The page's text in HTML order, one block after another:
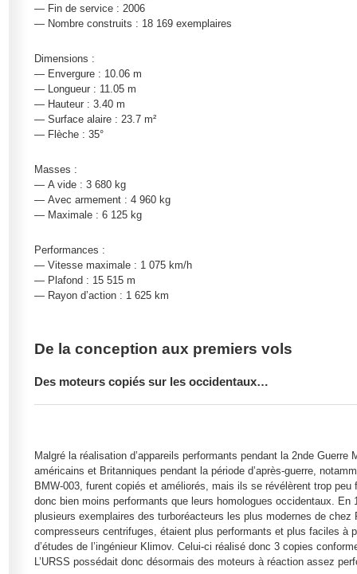
— Fin de service : 2006
— Nombre construits : 18 169 exemplaires
Dimensions :
— Envergure : 10.06 m
— Longueur : 11.05 m
— Hauteur : 3.40 m
— Surface alaire : 23.7 m²
— Flèche : 35°
Masses :
— A vide : 3 680 kg
— Avec armement : 4 960 kg
— Maximale : 6 125 kg
Performances :
— Vitesse maximale : 1 075 km/h
— Plafond : 15 515 m
— Rayon d’action : 1 625 km
De la conception aux premiers vols
Des moteurs copiés sur les occidentaux…
Malgré la réalisation d’appareils performants pendant la 2nde
américains et Britanniques pendant la période d’après-guerre,
BMW-003, furent copiés et améliorés, mais ils se révélèrent trop
donc bien moins performants que leurs homologues occidentaux.
plusieurs exemplaires des turboréacteurs les plus modernes de
compresseurs centrifuges, étaient plus performants et plus faciles à
d’études de l’ingénieur Klimov. Celui-ci réalisé donc 3 copies
L’URSS possédait donc désormais des moteurs à réaction assez